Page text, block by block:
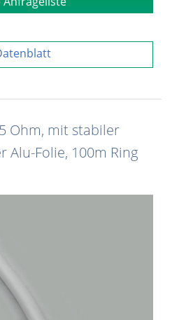
Ohm, mit stabiler
Folie, 100m Ring